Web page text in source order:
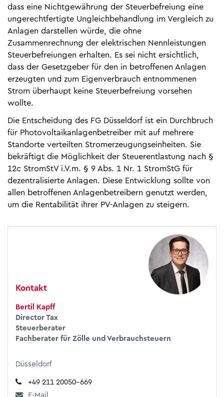
dass eine Nichtgewährung der Steuerbefreiung eine
ungerechtfertigte Ungleichbehandlung im Vergleich zu
Anlagen darstellen würde, die ohne
Zusammenrechnung der elektrischen Nennleistungen
Steuerbefreiungen erhalten. Es sei nicht ersichtlich,
dass der Gesetzgeber für den in betroffenen Anlagen
erzeugten und zum Eigenverbrauch entnommenen
Strom überhaupt keine Steuerbefreiung vorsehen
wollte.
Die Entscheidung des FG Düsseldorf ist ein Durchbruch
für Photovoltaikanlagenbetreiber mit auf mehrere
Standorte verteilten Stromerzeugungseinheiten. Sie
bekräftigt die Möglichkeit der Steuerentlastung nach §
12c StromStV i.V.m. § 9 Abs. 1 Nr. 1 StromStG für
dezentralisierte Anlagen. Diese Entwicklung sollte von
allen betroffenen Anlagenbetreibern genutzt werden,
um die Rentabilität ihrer PV-Anlagen zu steigern.
Kontakt
Bertil Kapff
Director Tax
Steuerberater
Fachberater für Zölle und Verbrauchsteuern
Düsseldorf
+49 211 20050-669
E-Mail